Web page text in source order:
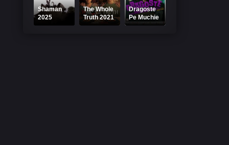
Shaman
2025
Online
The Whole
Truth 2021
Online
Dragoste
Pe Muchie
De Cutit